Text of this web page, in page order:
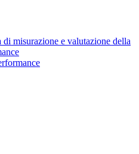
di misurazione e valutazione della